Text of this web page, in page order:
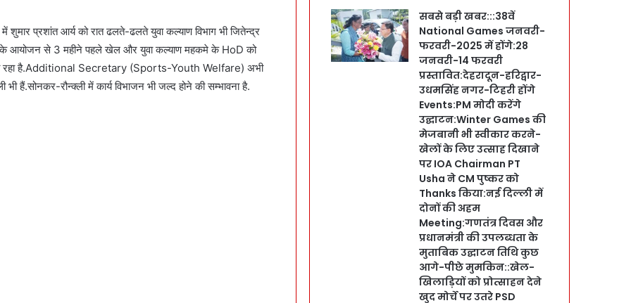
शुमार प्रशांत आर्य को रात ढलते-ढलते युवा कल्याण विभाग भी जितेन्द्र
आयोजन से 3 महीने पहले खेल और युवा कल्याण महकमे के HoD को
रहा है.Additional Secretary (Sports-Youth Welfare) अभी
हैं.सोनकर-रौन्क्ली में कार्य विभाजन भी जल्द होने की सम्भावना है.
सबसे बड़ी खबर:::38वें
National Games जनवरी-
फरवरी-2025 में होंगे:28
जनवरी-14 फरवरी
प्रस्तावित:देहरादून-हरिद्वार-
उधमसिंह नगर-टिहरी होंगे
Events:PM मोदी करेंगे
उद्घाटन:Winter Games की
मेजबानी भी स्वीकार करने-
खेलों के लिए उत्साह दिखाने
पर IOA Chairman PT
Usha ने CM पुष्कर को
Thanks किया:नई दिल्ली में
दोनों की अहम
Meeting:गणतंत्र दिवस और
प्रधानमंत्री की उपलब्धता के
मुताबिक उद्घाटन तिथि कुछ
आगे-पीछे मुमकिन::खेल-
खिलाड़ियों को प्रोत्साहन देने
खुद मोर्चे पर उतरे PSD